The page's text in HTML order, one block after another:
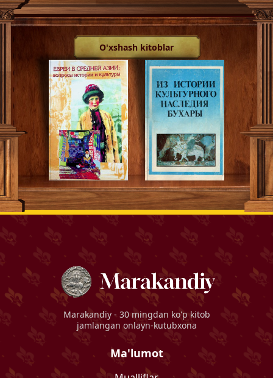
O'xshash kitoblar
Marakandiy - 30 mingdan ko'p kitob
jamlangan onlayn-kutubxona
Ma'lumot